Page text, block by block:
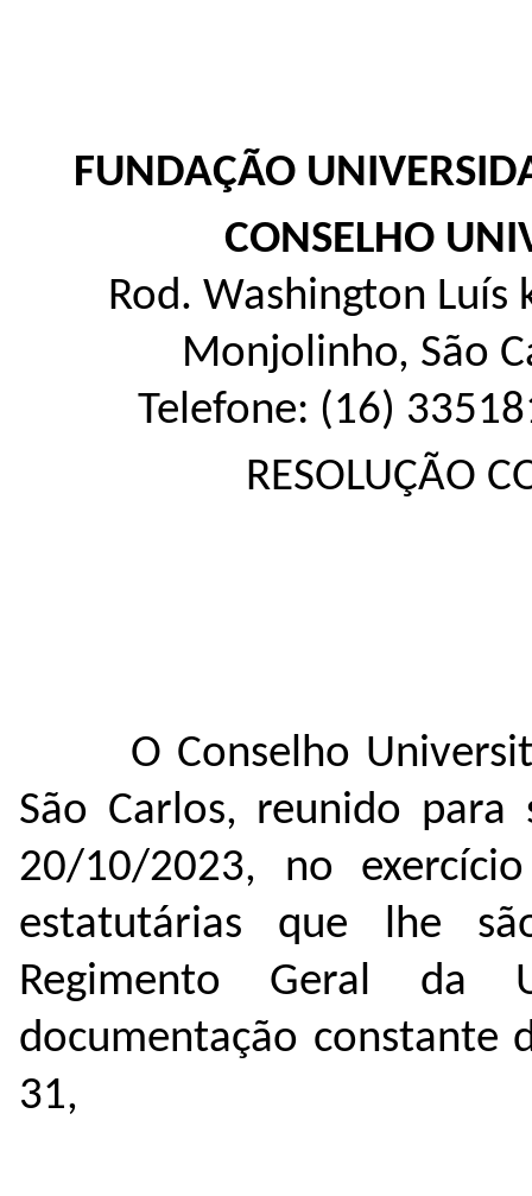
FUNDAÇÃO
CONSELHO
Rod. Washington Luís
Monjolinho, São
Telefone: (16)
RESOLUÇÃO
O Conselho
São Carlos, reunido
20/10/2023, no
estatutárias que lhe
Regimento Geral da
documentação constante
31,